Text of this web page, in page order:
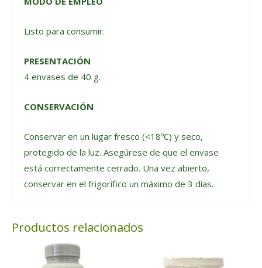
Listo para consumir.
PRESENTACIÓN
4 envases de 40 g.
CONSERVACIÓN
Conservar en un lugar fresco (<18ºC) y seco,
protegido de la luz. Asegúrese de que el envase
está correctamente cerrado. Una vez abierto,
conservar en el frigorífico un máximo de 3 días.
Productos relacionados